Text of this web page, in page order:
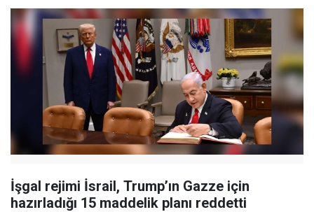
İşgal rejimi İsrail, Trump’ın Gazze için
hazırladığı 15 maddelik planı reddetti